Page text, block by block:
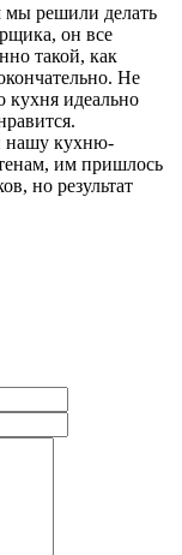
мы решили делать
он все
такой, как
Не
кухня идеально
нашу кухню-
им пришлось
но результат